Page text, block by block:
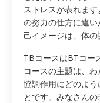
ストレスが表れま
の努力の仕方に違
己イメージは、体の
TBコースはBTコー
コースの主題は、
協調作用にどのよ
とです。みなさん